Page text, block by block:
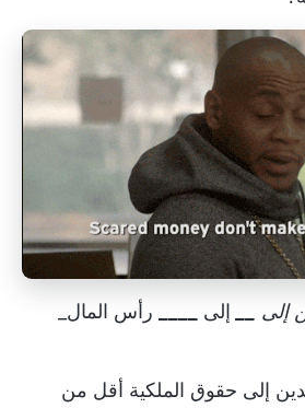
إلى إلى
رأس المال_
إلى حقوق الملكية أقل من